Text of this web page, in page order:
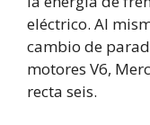
eléctrico. Al
cambio de
motores V6,
recta seis.